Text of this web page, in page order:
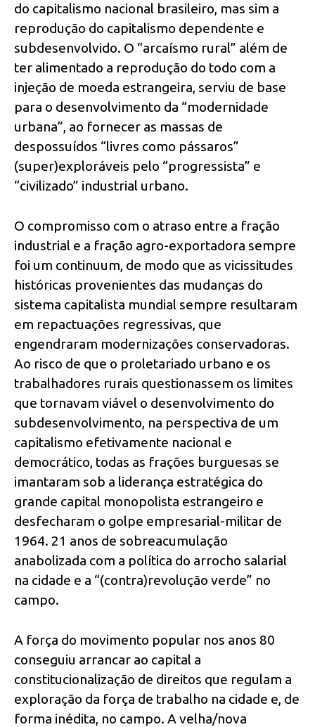
do capitalismo nacional brasileiro, mas sim a
reprodução do capitalismo dependente e
subdesenvolvido. O “arcaísmo rural” além de
ter alimentado a reprodução do todo com a
injeção de moeda estrangeira, serviu de base
para o desenvolvimento da “modernidade
urbana”, ao fornecer as massas de
despossuídos “livres como pássaros”
(super)exploráveis pelo “progressista” e
“civilizado” industrial urbano.
O compromisso com o atraso entre a fração
industrial e a fração agro-exportadora sempre
foi um continuum, de modo que as vicissitudes
históricas provenientes das mudanças do
sistema capitalista mundial sempre resultaram
em repactuações regressivas, que
engendraram modernizações conservadoras.
Ao risco de que o proletariado urbano e os
trabalhadores rurais questionassem os limites
que tornavam viável o desenvolvimento do
subdesenvolvimento, na perspectiva de um
capitalismo efetivamente nacional e
democrático, todas as frações burguesas se
imantaram sob a liderança estratégica do
grande capital monopolista estrangeiro e
desfecharam o golpe empresarial-militar de
1964. 21 anos de sobreacumulação
anabolizada com a política do arrocho salarial
na cidade e a “(contra)revolução verde” no
campo.
A força do movimento popular nos anos 80
conseguiu arrancar ao capital a
constitucionalização de direitos que regulam a
exploração da força de trabalho na cidade e, de
forma inédita, no campo. A velha/nova